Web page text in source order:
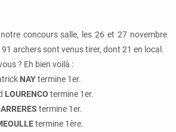
concours salle, les 26 et 27 novembre
archers sont venus tirer, dont 21 en local.
? Eh bien voilà :
NAYtermine 1er.
LOURENCO termine 1er.
termine 1er.
termine 1ère.